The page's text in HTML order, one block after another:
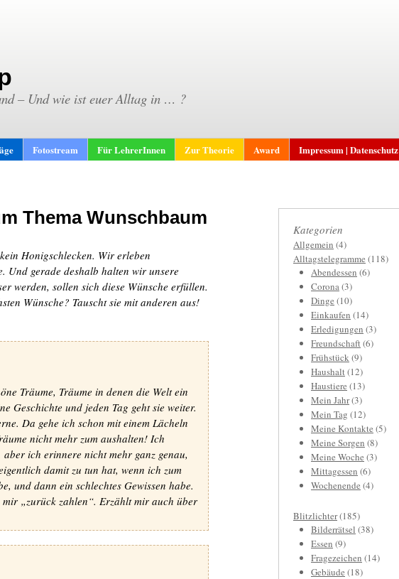
– Und wie ist euer Alltag in … ?
Fotostream Für LehrerInnen Zur Theorie Award Impressum | Datenschutz
Thema Wunschbaum
Honigschlecken. Wir erleben
Und gerade deshalb halten wir unsere
werden, sollen sich diese Wünsche erfüllen.
Wünsche? Tauscht sie mit anderen aus!
Träume, Träume in denen die Welt ein
Geschichte und jeden Tag geht sie weiter.
Da gehe ich schon mit einem Lächeln
nicht mehr zum aushalten! Ich
ich erinnere nicht mehr ganz genau,
damit zu tun hat, wenn ich zum
und dann ein schlechtes Gewissen habe.
„zurück zahlen“. Erzählt mir auch über
Kategorien
Allgemein (4)
Alltagstelegramme (118)
Abendessen (6)
Corona(3)
Dinge (10)
Einkaufen (14)
Erledigungen (3)
Freundschaft(6)
Frühstück(9)
Haushalt(12)
Haustiere (13)
Mein Jahr(3)
Mein Tag (12)
Meine Kontakte (5)
Meine Sorgen (8)
Meine Woche (3)
Mittagessen (6)
Wochenende (4)
Blitzlichter(185)
Bilderrätsel (38)
Essen (9)
Fragezeichen (14)
Gebäude (18)